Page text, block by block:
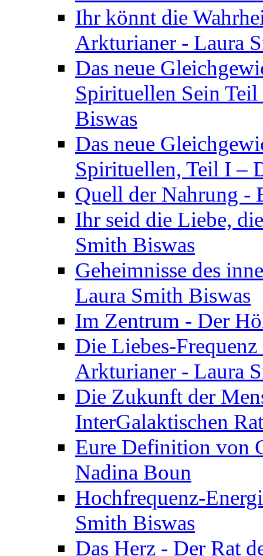
Ihr könnt die
Arkturianer - Laura
Das neue
Spirituellen Sein
Biswas
Das neue
Spirituellen, Teil I –
Quell der Nahrung -
Ihr seid die Liebe,
Smith Biswas
Geheimnisse des
Laura Smith Biswas
Im Zentrum - Der
Die Liebes-
Arkturianer - Laura
Die Zukunft der
InterGalaktischen
Eure Definition von
Nadina Boun
Hochfrequenz-
Smith Biswas
Das Herz - Der Rat